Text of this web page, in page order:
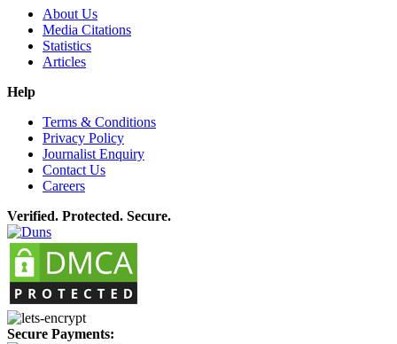
About Us
Media Citations
Statistics
Articles
Help
Terms & Conditions
Privacy Policy
Journalist Enquiry
Contact Us
Careers
Verified. Protected. Secure.
Secure Payments: